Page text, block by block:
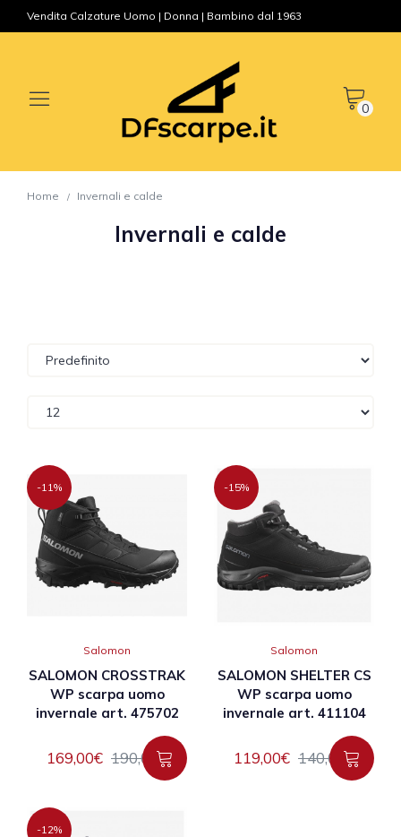
Vendita Calzature Uomo | Donna | Bambino dal 1963
0
Home Invernali e calde
Invernali e calde
-11%
Salomon
SALOMON CROSSTRAK
WP scarpa uomo
invernale art. 475702
169,00€ 190,00€
-15%
Salomon
SALOMON SHELTER CS
WP scarpa uomo
invernale art. 411104
119,00€ 140,00€
-12%